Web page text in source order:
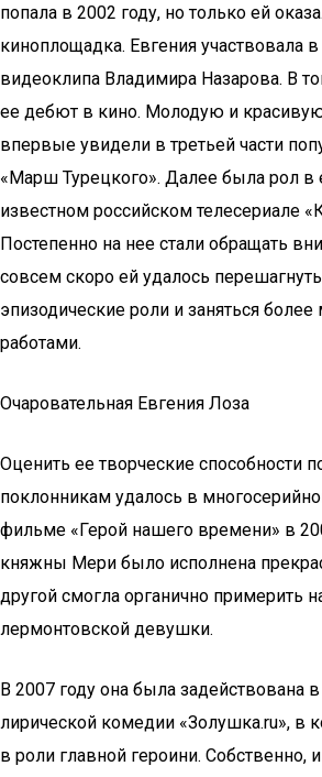
попала в 2002 году, но только ей
киноплощадка. Евгения участвовала
видеоклипа Владимира Назарова. В
ее дебют в кино. Молодую и
впервые увидели в третьей части
«Марш Турецкого». Далее была рол
известном российском телесериале
Постепенно на нее стали обращать
совсем скоро ей удалось
эпизодические роли и заняться
работами.
Очаровательная Евгения Лоза
Оценить ее творческие способности
поклонникам удалось в
фильме «Герой нашего времени» в
княжны Мери было исполнена
другой смогла органично примерить
лермонтовской девушки.
В 2007 году она была задействована
лирической комедии «Золушка.ru», в
в роли главной героини. Собственно,